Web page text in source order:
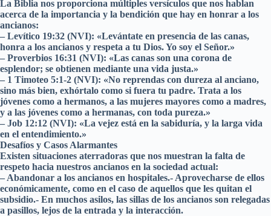
La Biblia nos proporciona múltiples versículos que nos hablan
acerca de la importancia y la bendición que hay en honrar a los
ancianos:
– Levítico 19:32 (NVI): «Levántate en presencia de las canas,
honra a los ancianos y respeta a tu Dios. Yo soy el Señor.»
– Proverbios 16:31 (NVI): «Las canas son una corona de
esplendor; se obtienen mediante una vida justa.»
– 1 Timoteo 5:1-2 (NVI): «No reprendas con dureza al anciano,
sino más bien, exhórtalo como si fuera tu padre. Trata a los
jóvenes como a hermanos, a las mujeres mayores como a madres,
y a las jóvenes como a hermanas, con toda pureza.»
– Job 12:12 (NVI): «La vejez está en la sabiduría, y la larga vida
en el entendimiento.»
Desafíos y Casos Alarmantes
Existen situaciones aterradoras que nos muestran la falta de
respeto hacia nuestros ancianos en la sociedad actual:
– Abandonar a los ancianos en hospitales.- Aprovecharse de ellos
económicamente, como en el caso de aquellos que les quitan el
subsidio.- En muchos asilos, las sillas de los ancianos son relegadas
a pasillos, lejos de la entrada y la interacción.